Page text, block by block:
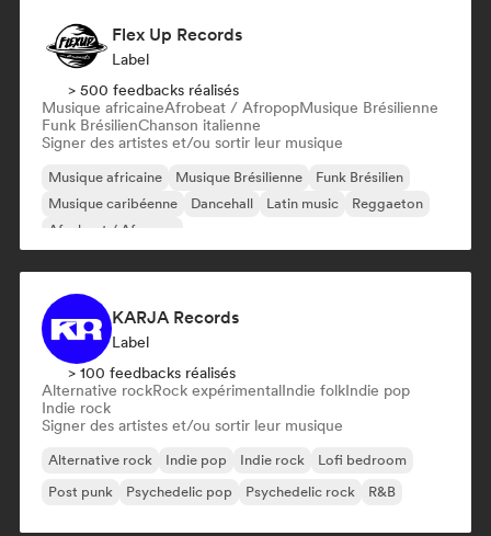
Flex Up Records
Label
> 500 feedbacks réalisés
Musique africaineAfrobeat / AfropopMusique Brésilienne
Funk BrésilienChanson italienne
Signer des artistes et/ou sortir leur musique
Musique africaine Musique Brésilienne
Funk Brésilien
Musique caribéenne
Dancehall Latin music
Reggaeton
Afrobeat / Afropop
KARJA Records
Label
> 100 feedbacks réalisés
Alternative rockRock expérimentalIndie folkIndie pop
Indie rock
Signer des artistes et/ou sortir leur musique
Alternative rock Indie pop Indie rock
Lofi bedroom
Post punk
Psychedelic pop Psychedelic rock R&B